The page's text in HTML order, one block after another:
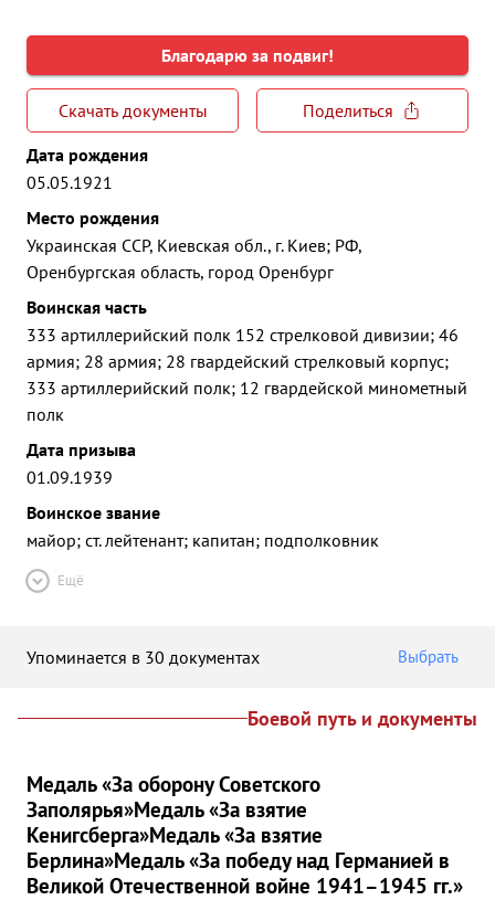
Благодарю за подвиг!
Скачать документы
Поделиться
Дата рождения
05.05.1921
Место рождения
Украинская ССР, Киевская обл., г. Киев; РФ,
Оренбургская область, город Оренбург
Воинская часть
333 артиллерийский полк 152 стрелковой дивизии; 46
армия; 28 армия; 28 гвардейский стрелковый корпус;
333 артиллерийский полк; 12 гвардейской минометный
полк
Дата призыва
01.09.1939
Воинское звание
майор; ст. лейтенант; капитан; подполковник
Ещё
Упоминается в 30 документах Выбрать
Боевой путь и документы
Медаль «За оборону Советского
Заполярья»Медаль «За взятие
Кенигсберга»Медаль «За взятие
Берлина»Медаль «За победу над Германией в
Великой Отечественной войне 1941–1945 гг.»